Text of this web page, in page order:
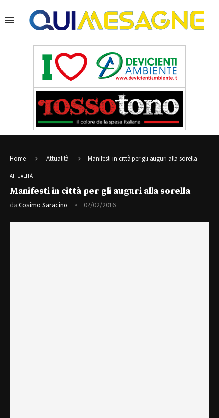
Home Attualità Manifesti in città per gli auguri alla sorella
ATTUALITÀ
Manifesti in città per gli auguri alla sorella
da Cosimo Saracino 02/02/2016